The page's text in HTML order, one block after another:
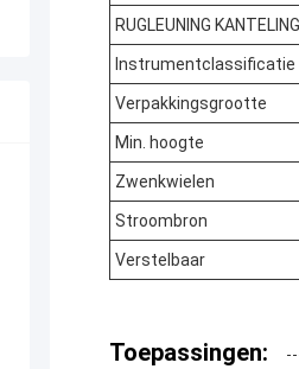
RUGLEUNING KANTELING
Instrumentclassificatie
Verpakkingsgrootte
Min. hoogte
Zwenkwielen
Stroombron
Verstelbaar
Toepassingen: